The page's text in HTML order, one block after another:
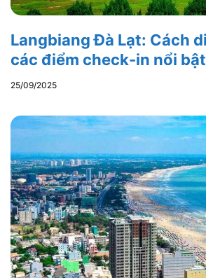
Langbiang Đà Lạt: Cách
các điểm check-in nổi bật
25/09/2025